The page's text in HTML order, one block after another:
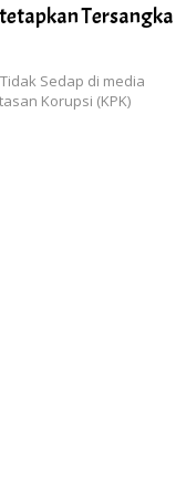
Tersangka
Sedap di media
Korupsi (KPK)